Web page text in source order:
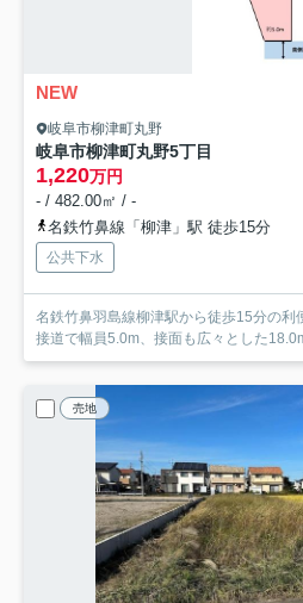
NEW
岐阜市柳津町丸野
岐阜市柳津町丸野5丁目
1,220万円
- / 482.00㎡ / -
名鉄竹鼻線「柳津」駅 徒歩15分
公共下水
名鉄竹鼻羽島線柳津駅から徒歩15分の利
接道で幅員5.0m、接面も広々とした
売地